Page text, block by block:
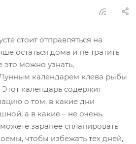
стоит отправляться на
остаться дома и не тратить
это можно узнать,
календарем клева рыбы
Этот календарь содержит
о том, в какие дни
а в какие – не очень.
заранее спланировать
чтобы избежать тех дней,